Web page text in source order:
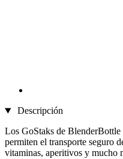
Descripción
Los GoStaks de BlenderBottle
permiten el transporte seguro
vitaminas, aperitivos y mucho